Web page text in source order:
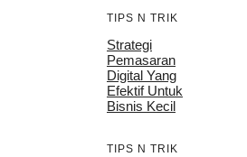
TIPS N TRIK
Strategi
Pemasaran
Digital Yang
Efektif Untuk
Bisnis Kecil
TIPS N TRIK